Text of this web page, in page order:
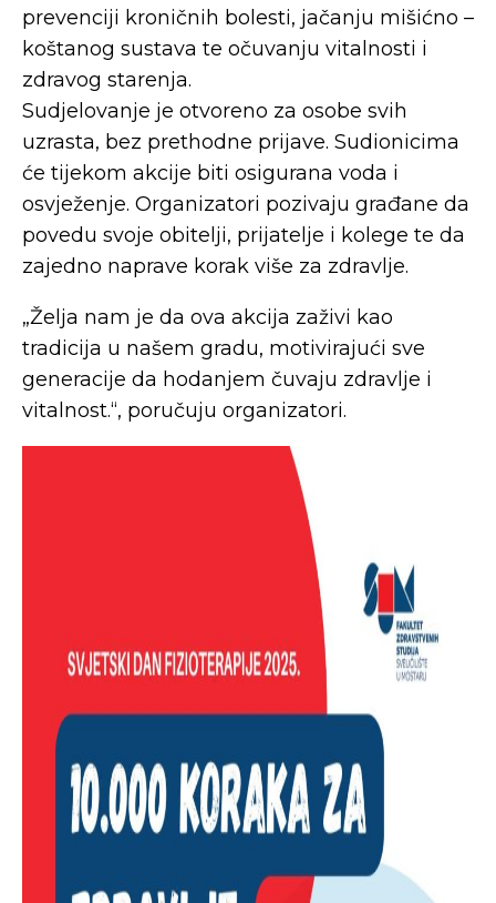
prevenciji kroničnih bolesti, jačanju mišićno –
koštanog sustava te očuvanju vitalnosti i
zdravog starenja.
Sudjelovanje je otvoreno za osobe svih
uzrasta, bez prethodne prijave. Sudionicima
će tijekom akcije biti osigurana voda i
osvježenje. Organizatori pozivaju građane da
povedu svoje obitelji, prijatelje i kolege te da
zajedno naprave korak više za zdravlje.
„Želja nam je da ova akcija zaživi kao
tradicija u našem gradu, motivirajući sve
generacije da hodanjem čuvaju zdravlje i
vitalnost.“, poručuju organizatori.